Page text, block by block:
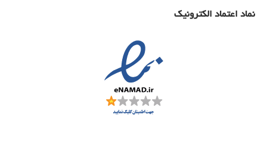
نماد اعتماد الکترونیک